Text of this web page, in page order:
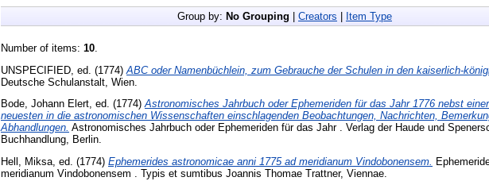
Group by: No Grouping Creators Item Type
Number of items: 10
UNSPECIFIED, ed. (1774) ABC oder Namenbüchlein, zum Gebrauche der Schulen in den kaiserlich-
Deutsche Schulanstalt, Wien.
Bode, Johann Elert, ed. (1774)Astronomisches Jahrbuch oder Ephemeriden für das Jahr 1776 nebst
neuesten in die astronomischen Wissenschaften einschlagenden Beobachtungen, Nachrichten,
Abhandlungen. Astronomisches Jahrbuch oder Ephemeriden für das Jahr . Verlag der Haude und
Buchhandlung, Berlin.
Hell, Miksa, ed. (1774) Ephemerides astronomicae anni 1775 ad meridianum Vindobonensem.
meridianum Vindobonensem . Typis et sumtibus Joannis Thomae Trattner, Viennae.